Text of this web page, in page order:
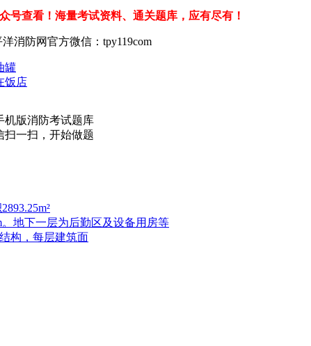
号查看！海量考试资料、通关题库，应有尽有！
罐
饭店
扫一扫，开始做题
地下一层为后勤区及设备用房等
构，每层建筑面